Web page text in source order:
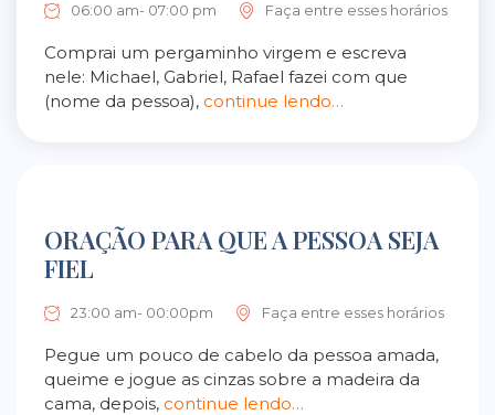
06:00 am- 07:00 pm Faça entre esses horários
Comprai um pergaminho virgem e escreva
nele: Michael, Gabriel, Rafael fazei com que
(nome da pessoa), continue lendo…
ORAÇÃO PARA QUE A PESSOA SEJA
FIEL
23:00 am- 00:00pm Faça entre esses horários
Pegue um pouco de cabelo da pessoa amada,
queime e jogue as cinzas sobre a madeira da
cama, depois, continue lendo…